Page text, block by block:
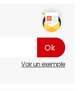
Voir un exemple